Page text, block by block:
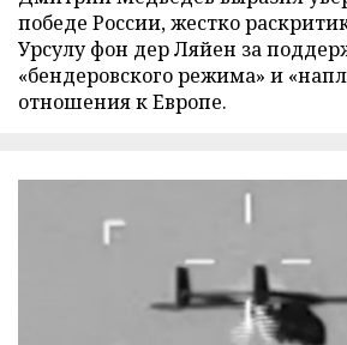
победе России, жестко
Урсулу фон дер Ляйен за
«бендеровского режима» и
отношения к Европе.